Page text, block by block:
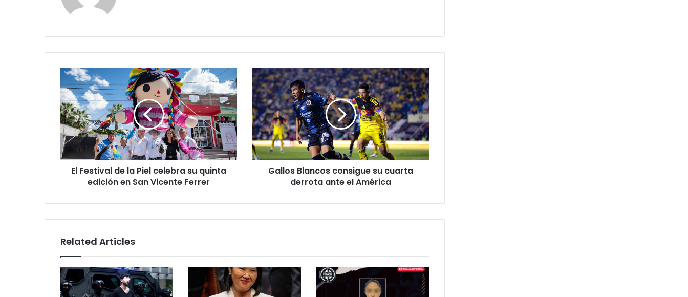
El
Festival
de
la
Piel
celebra
su
quinta
edición
Ferrer
El Festival de la Piel celebra su quinta
edición en San Vicente Ferrer
Gallos
Blancos
consigue
su
cuarta
derrota
ante
el
América
Gallos Blancos consigue su cuarta
derrota ante el América
Related Articles